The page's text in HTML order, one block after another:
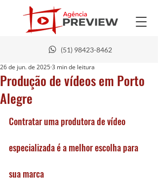
(51) 98423-8462
Produção de vídeos em Porto
Alegre
26 de jun. de 20253 min de leitura
Contratar uma produtora de vídeo
especializada é a melhor escolha para
sua marca